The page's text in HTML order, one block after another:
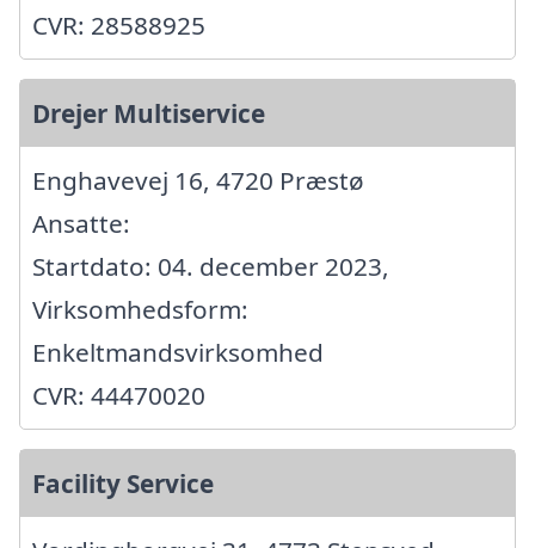
CVR: 28588925
Drejer Multiservice
Enghavevej 16, 4720 Præstø
Ansatte:
Startdato: 04. december 2023,
Virksomhedsform:
Enkeltmandsvirksomhed
CVR: 44470020
Facility Service